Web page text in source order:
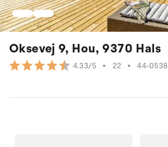
Oksevej 9, Hou, 9370 Hals
4.33/5 • 22 • 44-0538